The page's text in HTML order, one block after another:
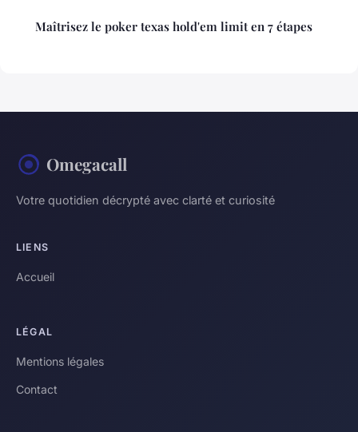
Maîtrisez le poker texas hold'em limit en 7 étapes
Omegacall
Votre quotidien décrypté avec clarté et curiosité
LIENS
Accueil
LÉGAL
Mentions légales
Contact